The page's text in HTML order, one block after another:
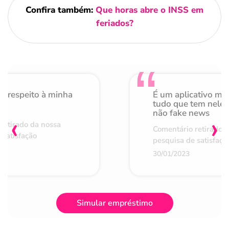
Confira também: Que horas abre o INSS em
feriados?
respeito à minha
da nossa
É um aplicativo
tudo que tem nele
não fake news
Comentário retirado
pesquisa de
30/01/2023
‹ ›
Simular empréstimo